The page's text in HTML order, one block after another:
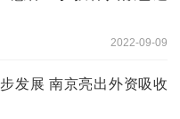
2022-09-09
发展 南京亮出外资吸收